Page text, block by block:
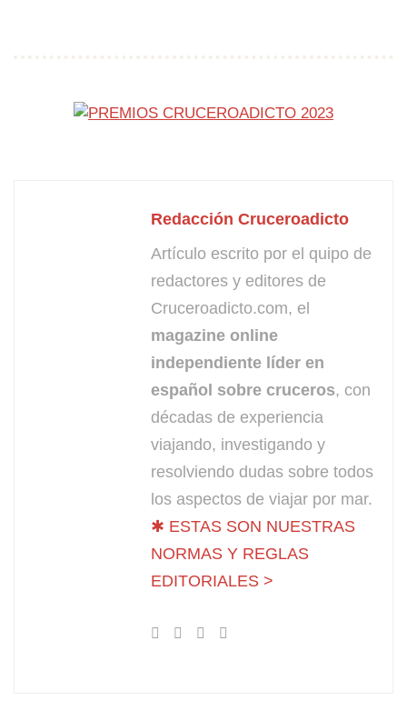
Redacción Cruceroadicto
Artículo escrito por el quipo de
redactores y editores de
Cruceroadicto.com, el
magazine online
independiente líder en
español sobre cruceros, con
décadas de experiencia
viajando, investigando y
resolviendo dudas sobre todos
los aspectos de viajar por mar.
✱ ESTAS SON NUESTRAS
NORMAS Y REGLAS
EDITORIALES >